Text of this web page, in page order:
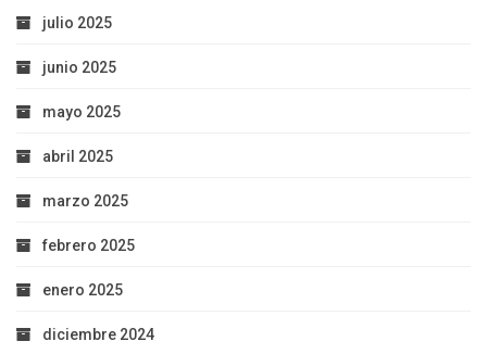
julio 2025
junio 2025
mayo 2025
abril 2025
marzo 2025
febrero 2025
enero 2025
diciembre 2024